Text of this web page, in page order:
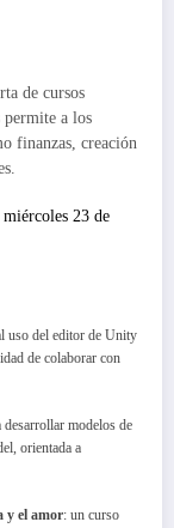
de cursos
permite a los
finanzas, creación
miércoles 23 de
uso del editor de Unity
de colaborar con
desarrollar modelos de
orientada a
y el amor: un curso